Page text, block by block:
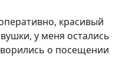
красивый
у меня остались
о посещении